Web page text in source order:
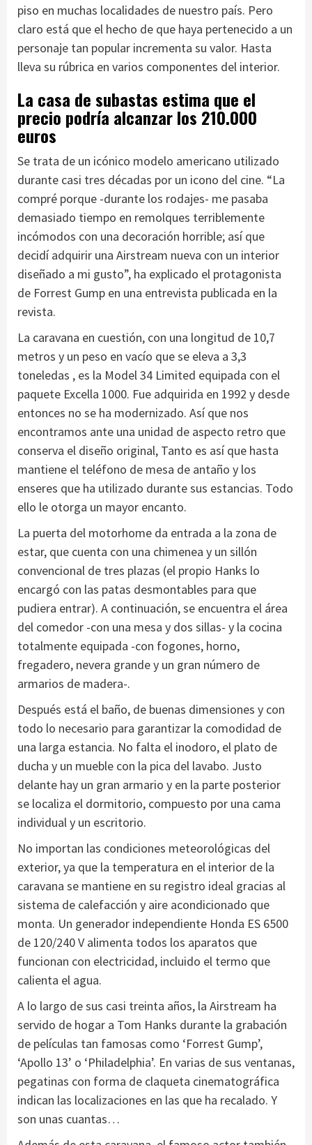
piso en muchas localidades de nuestro país. Pero
claro está que el hecho de que haya pertenecido a un
personaje tan popular incrementa su valor. Hasta
lleva su rúbrica en varios componentes del interior.
La casa de subastas estima que el
precio podría alcanzar los 210.000
euros
Se trata de un icónico modelo americano utilizado
durante casi tres décadas por un icono del cine. “La
compré porque -durante los rodajes- me pasaba
demasiado tiempo en remolques terriblemente
incómodos con una decoración horrible; así que
decidí adquirir una Airstream nueva con un interior
diseñado a mi gusto”, ha explicado el protagonista
de Forrest Gump en una entrevista publicada en la
revista.
La caravana en cuestión, con una longitud de 10,7
metros y un peso en vacío que se eleva a 3,3
toneledas , es la Model 34 Limited equipada con el
paquete Excella 1000. Fue adquirida en 1992 y desde
entonces no se ha modernizado. Así que nos
encontramos ante una unidad de aspecto retro que
conserva el diseño original, Tanto es así que hasta
mantiene el teléfono de mesa de antaño y los
enseres que ha utilizado durante sus estancias. Todo
ello le otorga un mayor encanto.
La puerta del motorhome da entrada a la zona de
estar, que cuenta con una chimenea y un sillón
convencional de tres plazas (el propio Hanks lo
encargó con las patas desmontables para que
pudiera entrar). A continuación, se encuentra el área
del comedor -con una mesa y dos sillas- y la cocina
totalmente equipada -con fogones, horno,
fregadero, nevera grande y un gran número de
armarios de madera-.
Después está el baño, de buenas dimensiones y con
todo lo necesario para garantizar la comodidad de
una larga estancia. No falta el inodoro, el plato de
ducha y un mueble con la pica del lavabo. Justo
delante hay un gran armario y en la parte posterior
se localiza el dormitorio, compuesto por una cama
individual y un escritorio.
No importan las condiciones meteorológicas del
exterior, ya que la temperatura en el interior de la
caravana se mantiene en su registro ideal gracias al
sistema de calefacción y aire acondicionado que
monta. Un generador independiente Honda ES 6500
de 120/240 V alimenta todos los aparatos que
funcionan con electricidad, incluido el termo que
calienta el agua.
A lo largo de sus casi treinta años, la Airstream ha
servido de hogar a Tom Hanks durante la grabación
de películas tan famosas como ‘Forrest Gump’,
‘Apollo 13’ o ‘Philadelphia’. En varias de sus ventanas,
pegatinas con forma de claqueta cinematográfica
indican las localizaciones en las que ha recalado. Y
son unas cuantas…